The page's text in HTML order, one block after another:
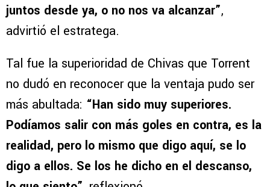
juntos desde ya, o no nos va alcanzar”,
advirtió el estratega.
Tal fue la superioridad de Chivas que Torrent
no dudó en reconocer que la ventaja pudo ser
más abultada: “Han sido muy superiores.
Podíamos salir con más goles en contra, es la
realidad, pero lo mismo que digo aquí, se lo
digo a ellos. Se los he dicho en el descanso,